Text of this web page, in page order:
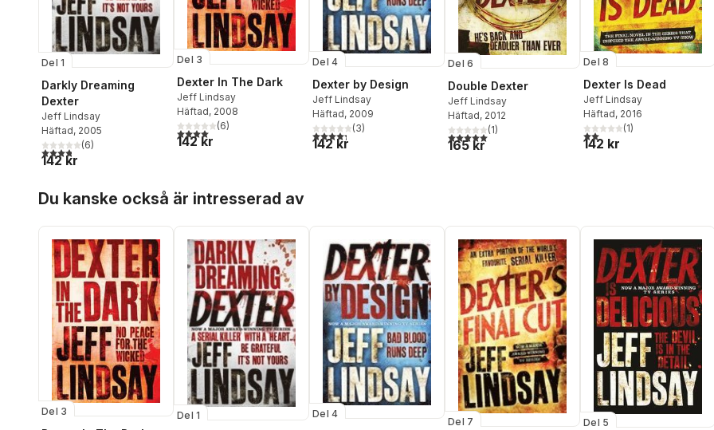
Del 1
Darkly Dreaming
Dexter
Jeff Lindsay
Häftad, 2005
3,8utav 5 stjärnor. Totalt antal röster:
(6)
142 kr
Del 3
Dexter In The Dark
Jeff Lindsay
Häftad, 2008
4,0utav 5 stjärnor. Totalt antal röster:
(6)
142 kr
Del 4
Dexter by Design
Jeff Lindsay
Häftad, 2009
4,3utav 5 stjärnor. Totalt antal röster:
(3)
142 kr
Del 6
Double Dexter
Jeff Lindsay
Häftad, 2012
5,0utav 5 stjärnor. Totalt antal röster:
(1)
165 kr
Del 8
Dexter Is Dead
Jeff Lindsay
Häftad, 2016
2,0utav 5 stjärnor. Totalt
(1)
142 kr
Du kanske också är intresserad av
Del 3 Del 1 Del 4
Del 7 Del 5